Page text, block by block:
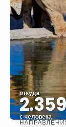
откуда
с человека